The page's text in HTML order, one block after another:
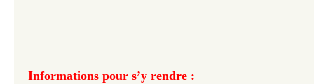
Informations pour s’y rendre :